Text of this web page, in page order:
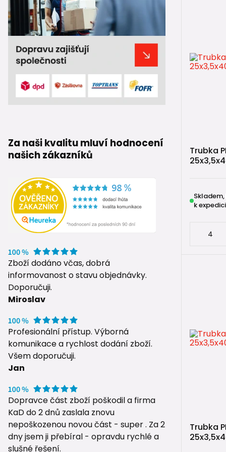
Za naši kvalitu mluví hodnocení
našich zákazníků
Zboží dodáno včas, dobrá
informovanost o stavu objednávky.
Doporučuji.
Miroslav
Profesionální přístup. Výborná
komunikace a rychlost dodání zboží.
Všem doporučuji.
Jan
Dopravce část zboží poškodil a firma
KaD do 2 dnů zaslala znovu
nepoškozenou novou část - super . Za 2
dny jsem ji přebíral - opravdu rychlé a
slušné řešení.
🏭
Proč
✅
✅
🔍
Trubka
k expedici
Trubka